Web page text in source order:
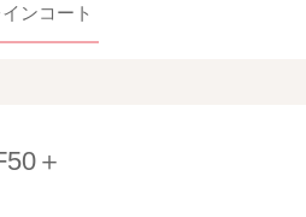
インコート
＋